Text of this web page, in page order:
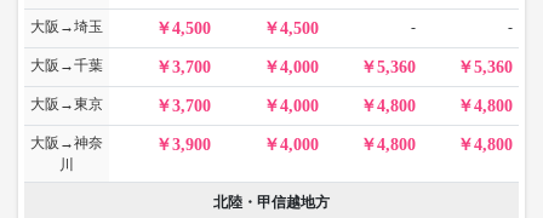
大阪→埼玉 4,500 4,500 - -
大阪→千葉 3,700 4,000 5,360 5,360
大阪→東京 3,700 4,000 4,800 4,800
大阪→神奈
川
3,900 4,000 4,800 4,800
北陸・甲信越地方